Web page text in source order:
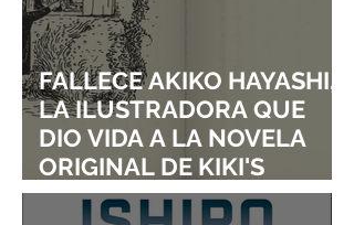
FALLECE AKIKO HAYASHI,
LA ILUSTRADORA QUE
DIO VIDA A LA NOVELA
ORIGINAL DE KIKI'S
DELIVERY SERVICE